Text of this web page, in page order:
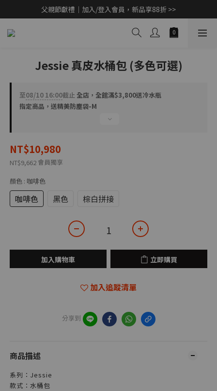
父親節獻禮｜加入/登入會員，新品享88折 >>
父親節獻禮｜加入/登入會員，新品享88折 >>
Marvel 蜘蛛人 v.s. 浩克限量聯名款限量開賣 >>
父親節獻禮｜加入/登入會員，新品享88折 >>
Jessie 真皮水桶包 (多色可選)
至08/10 16:00截止全店，全館滿$3,800送冷水瓶
指定商品，送精美防塵袋-M
NT$10,980
NT$9,662 會員獨享
顏色 : 咖啡色
咖啡色 黑色 棕白拼接
加入購物車 立即購買
加入追蹤清單
分享到
商品描述
系列：Jessie
款式：水桶包